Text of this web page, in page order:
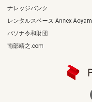
ナレッジバンク
レンタルスペース Annex
パソナ令和財団
南部靖之.com